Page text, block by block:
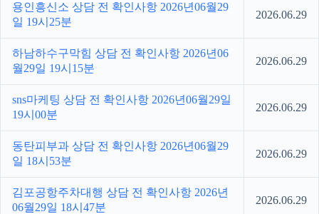
용인흥신소 상담 전 확인사항 2026년06월29
일 19시25분
2026.06.29
하남하수구막힘 상담 전 확인사항 2026년06
월29일 19시15분
2026.06.29
sns마케팅 상담 전 확인사항 2026년06월29일
19시00분
2026.06.29
동탄피부과 상담 전 확인사항 2026년06월29
일 18시53분
2026.06.29
김포공항주차대행 상담 전 확인사항 2026년
06월29일 18시47분
2026.06.29